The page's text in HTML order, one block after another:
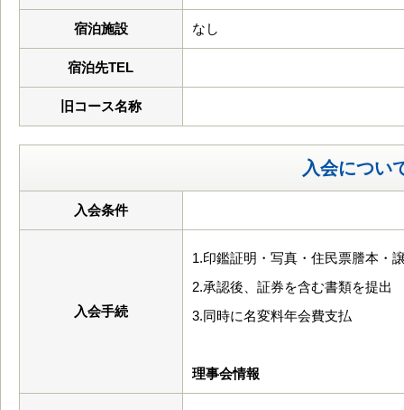
宿泊施設 なし
宿泊先TEL
旧コース名称
入会につい
入会条件
入会手続
1.印鑑証明・写真・住民票謄本・
2.承認後、証券を含む書類を提出
3.同時に名変料年会費支払
理事会情報